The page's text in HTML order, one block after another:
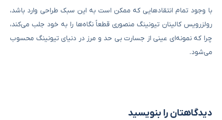
با وجود تمام انتقادهایی که ممکن است به این سبک طراحی وارد باشد،
رولزرویس کالینان تیونینگ منصوری قطعاً نگاه‌ها را به خود جلب می‌کند،
چرا که نمونه‌ای عینی از جسارت بی حد و مرز در دنیای تیونینگ محسوب
می‌شود.
دیدگاهتان را بنویسید